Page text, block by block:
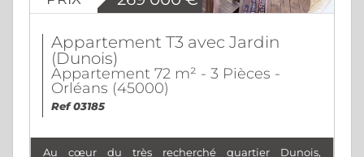
Appartement T3 avec Jardin
(Dunois)
Appartement 72 m² - 3 Pièces -
Orléans (45000)
Ref 03185
Au cœur du très recherché quartier Dunois,